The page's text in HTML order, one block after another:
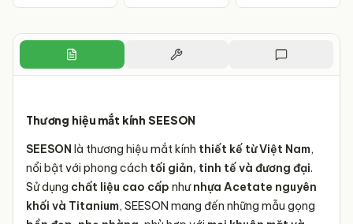
Thương hiệu mắt kính SEESON
SEESON là thương hiệu mắt kính thiết kế từ Việt Nam,
nổi bật với phong cách tối giản, tinh tế và đương đại.
Sử dụng chất liệu cao cấp nhưnhựa Acetate nguyên
khối và Titanium, SEESON mang đến những mẫu gọng